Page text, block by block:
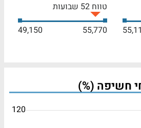
טווח 52 שבועות
55,770
49,150
חשיפה (%)
120